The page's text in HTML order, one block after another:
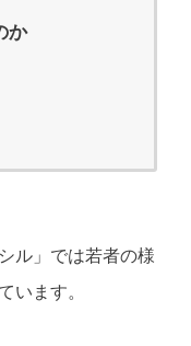
か
ル」では若者の様
います。